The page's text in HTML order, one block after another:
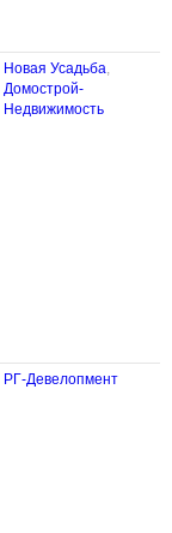
Новая Усадьба,
Домострой-
Недвижимость
РГ-Девелопмент